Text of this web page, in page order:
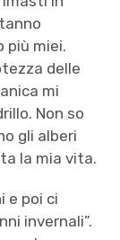
più miei.
delle
mi
Non so
gli alberi
la mia vita.
e poi ci
invernali”.